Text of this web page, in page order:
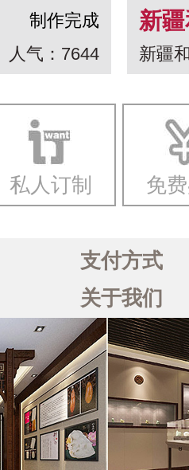
制作完成
人气：7644
新
白
一
新疆
私人订制 免
支付方式
关于我们